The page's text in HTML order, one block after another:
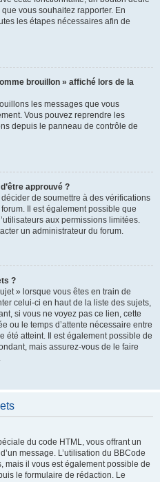
vous souhaitez rapporter. En
les étapes nécessaires afin de
brouillon » affiché lors de la
les messages que vous
Vous pouvez reprendre les
depuis le panneau de contrôle de
approuvé ?
de soumettre à des vérifications
Il est également possible que
aux permissions limitées.
un administrateur du forum.
?
» lorsque vous êtes en train de
celui-ci en haut de la liste des sujets,
si vous ne voyez pas ce lien, cette
ou le temps d’attente nécessaire entre
été atteint. Il est également possible de
mais assurez-vous de le faire
du code HTML, vous offrant un
message. L’utilisation du BBCode
mais il vous est également possible de
le formulaire de rédaction. Le